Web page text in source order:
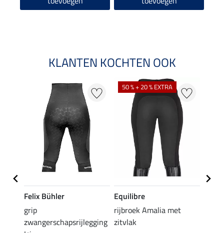
KLANTEN KOCHTEN OOK
Felix Bühler
grip
zwangerschapsrijlegging
50 % + 20 % EXTRA
Equilibre
rijbroek Amalia met
zitvlak